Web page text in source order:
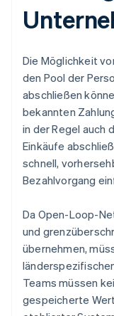
Die Möglichkeit
den Pool der
abschließen
bekannten
in der Regel auch
Einkäufe
schnell,
Bezahlvorgang
Da Open-Loop-
und
übernehmen,
Teams müssen
gespeicherte